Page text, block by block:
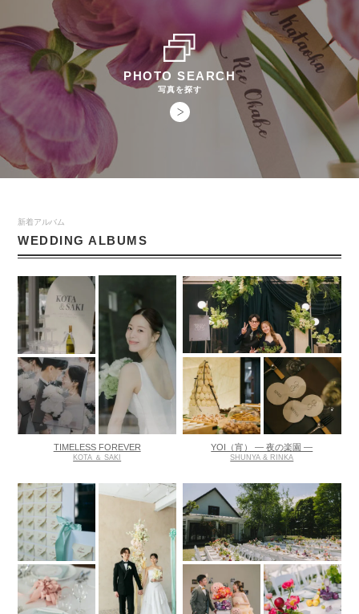
PHOTO SEARCH
写真を探す
新着アルバム
WEDDING ALBUMS
TIMELESS FOREVER
KOTA ＆ SAKI
YOI（宵） ― 夜の楽園 ―
SHUNYA & RINKA